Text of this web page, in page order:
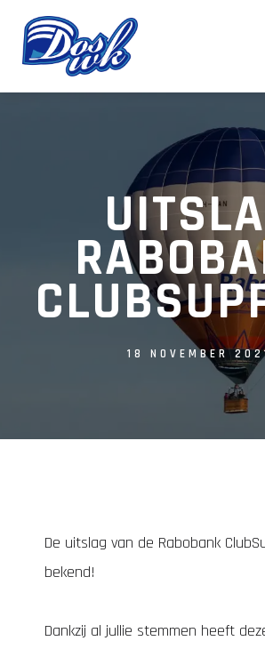
18 NOVEMBER
De uitslag van de Rabobank
bekend!
Dankzij al jullie stemmen heeft